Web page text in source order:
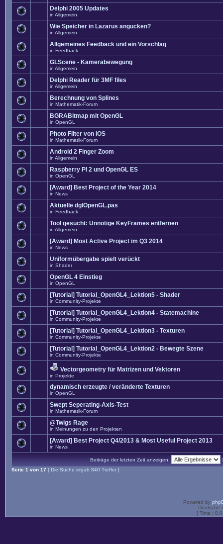
Delphi 2005 Updates
in Allgemein
Wie Speicher in Lazarus angucken?
in Allgemein
Allgemeines Feedback und ein Vorschlag
in Feedback
GLScene - Kamerabewegung
in Allgemein
Delphi Reader für 3MF files
in Allgemein
Berechnung von Splines
in Mathematik-Forum
BGRABitmap mit OpenGL
in OpenGL
Photo FIlter von iOS
in Mathematik-Forum
Android 2 Finger Zoom
in Allgemein
Raspberry PI 2 und OpenGL ES
in OpenGL
[Award] Best Project of the Year 2014
in News
Aktuelle dglOpenGL.pas
in Feedback
Tool gesucht: Unnötige KeyFrames entfernen
in Allgemein
[Award] Most Active Project im Q3 2014
in News
Uniformübergabe spielt verückt
in Shader
OpenGL 4 Einstieg
in OpenGL
[Tutorial] Tutorial_OpenGL4_Lektion5 - Shader
in Community-Projekte
[Tutorial] Tutorial_OpenGL4_Lektion4 - Statemachine
in Community-Projekte
[Tutorial] Tutorial_OpenGL4_Lektion3 - Texturen
in Community-Projekte
[Tutorial] Tutorial_OpenGL4_Lektion2 - Bewegte Szene
in Community-Projekte
Vectorgeometry für Matrizen und Vektoren
in Projekte
dynamisch erzeugte / veränderte Texturen
in OpenGL
Swept Seperating-Axis-Test
in Mathematik-Forum
@Twigs Rage
in Meinungen zu den Projekten
[Award] Best Project Q4/2013 & Most Useful Project 2013
in News
Beiträge der letzten Zeit anzeigen:
Seite 1 von 17 [ Die Suche ergab 840 Treffer ]
Powered by
Deutsche
[ Time :